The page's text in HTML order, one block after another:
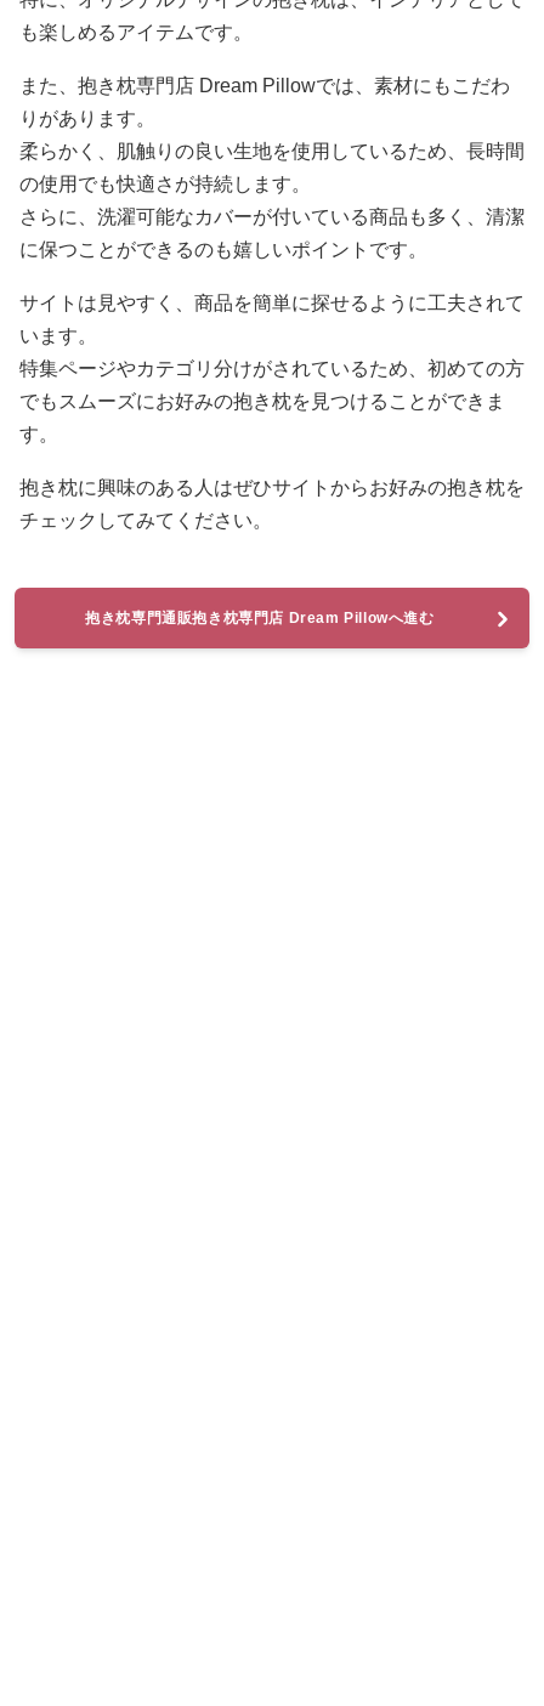
も楽しめるアイテムです。
また、抱き枕専門店 Dream Pillowでは、素材にもこだわ
りがあります。
柔らかく、肌触りの良い生地を使用しているため、長時間
の使用でも快適さが持続します。
さらに、洗濯可能なカバーが付いている商品も多く、清潔
に保つことができるのも嬉しいポイントです。
サイトは見やすく、商品を簡単に探せるように工夫されて
います。
特集ページやカテゴリ分けがされているため、初めての方
でもスムーズにお好みの抱き枕を見つけることができま
す。
抱き枕に興味のある人はぜひサイトからお好みの抱き枕を
チェックしてみてください。
抱き枕専門通販抱き枕専門店 Dream Pillowへ進む